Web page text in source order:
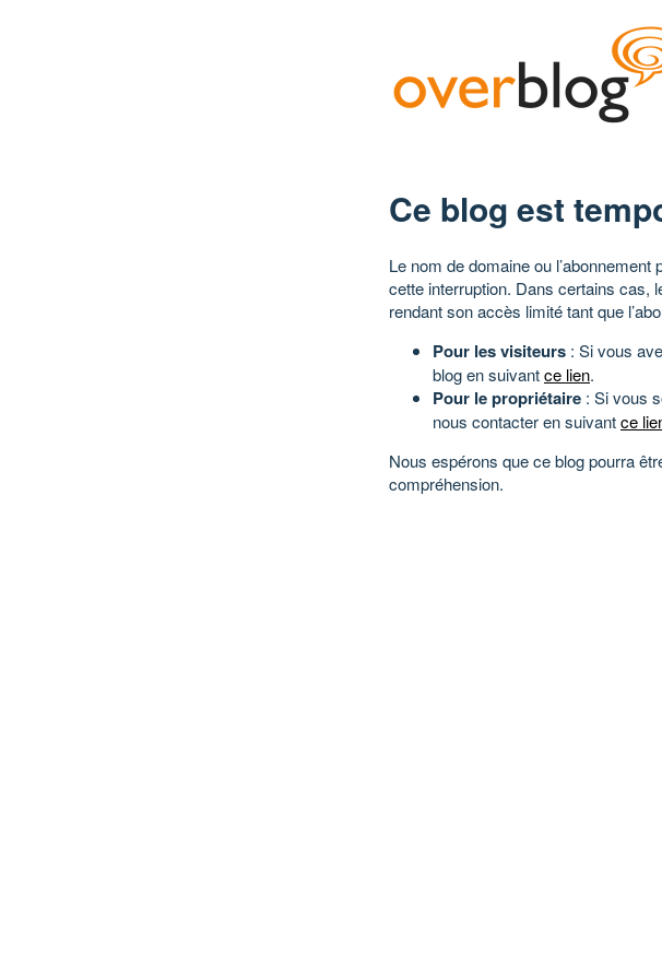
Ce blog est
Le nom de domaine ou
cette interruption. Dans certains cas,
rendant son accès limité tant que
Pour les visiteurs : Si vous
blog en suivantce lien.
Pour le propriétaire : Si vous
nous contacter en suivantce
Nous espérons que ce blog pourra
compréhension.